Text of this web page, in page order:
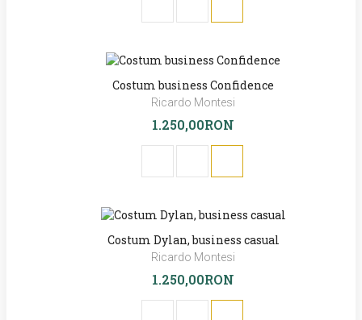
Costum business Confidence
Ricardo Montesi
1.250,00RON
Costum Dylan, business casual
Ricardo Montesi
1.250,00RON